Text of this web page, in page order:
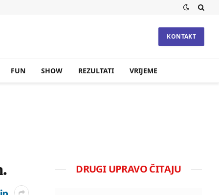
KONTAKT
FUN SHOW REZULTATI VRIJEME
DRUGI UPRAVO ČITAJU